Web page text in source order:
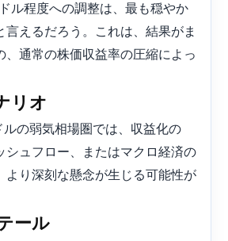
ル程度への調整は、最も穏やか
言えるだろう。これは、結果がま
、通常の株価収益率の圧縮によっ
リオ
の弱気相場圏では、収益化の
シュフロー、またはマクロ経済の
より深刻な懸念が生じる可能性が
ール